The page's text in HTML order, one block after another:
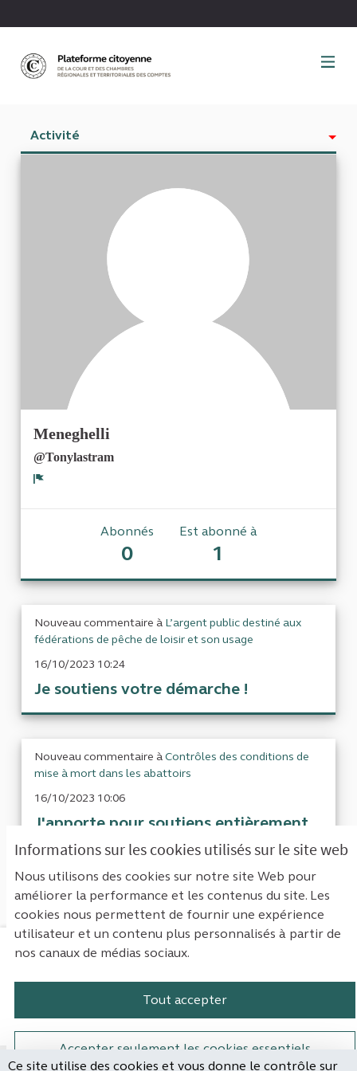
Informations sur les cookies utilisés sur le site web
Nous utilisons des cookies sur notre site Web pour
améliorer la performance et les contenus du site. Les
cookies nous permettent de fournir une expérience
utilisateur et un contenu plus personnalisés à partir de
nos canaux de médias sociaux.
Tout accepter
Accepter seulement les cookies essentiels
Activité
Meneghelli
@Tonylastram
Abonnés
0
Est abonné à
1
Nouveau commentaire à L’argent public destiné aux
fédérations de pêche de loisir et son usage
16/10/2023 10:24
Je soutiens votre démarche !
Nouveau commentaire àContrôles des conditions de
mise à mort dans les abattoirs
16/10/2023 10:06
J'apporte pour soutiens entièrement
pour L214 et son engagement pour ce
Mentions légales
Paramètres des cookies
Plateforme de participation de la
Plateforme de participation de la
Plateforme de participation
Plateforme de
Site réalisé par
Ce site utilise des cookies et vous donne le contrôle sur